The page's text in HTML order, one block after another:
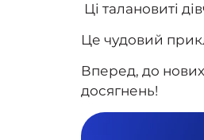
Ці талановиті
Це чудовий
Вперед, до
досягнень!